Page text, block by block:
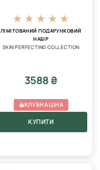
ЛІМІТОВАНИЙ ПОДАРУНКОВИЙ
НАБІР
SKIN PERFECTING COLLECTION
3588 ₴
КЛУБНА ЦІНА
КУПИТИ